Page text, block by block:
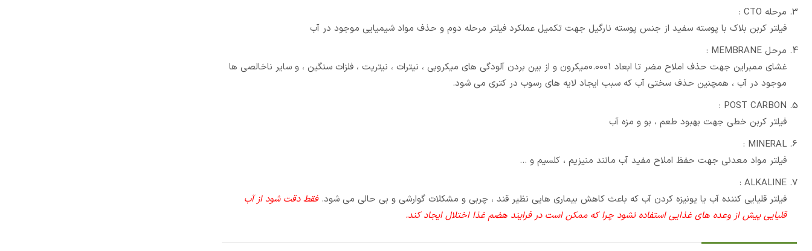
مرحله CTO :
فیلتر کربن بلاک با پوسته سفید از جنس پوسته نارگیل جهت تکمیل عملکرد فیلتر مرحله دوم و حذف مواد شیمیایی موجود در آب
مرحل MEMBRANE :
غشای ممبراین جهت حذف املاح مضر تا ابعاد 0.0001میکرون و از بین بردن آلودگی های میکروبی ، نیترات ، نیتریت ، فلزات سنگین ، و سایر ناخالصی ها
موجود در آب ، همچنین حذف سختی آب که سبب ایجاد لایه های رسوب در کتری می شود.
POST CARBON :
فیلتر کربن خطی جهت بهبود طعم ، بو و مزه آب
MINERAL :
فیلتر مواد معدنی جهت حفظ املاح مفید آب مانند منیزیم ، کلسیم و …
ALKALINE :
فیلتر قلیایی کننده آب یا یونیزه کردن آب که باعث کاهش بیماری هایی نظیر قند ، چربی و مشکلات گوارشی و بی حالی می شود.فقط دقت شود از آب
قلیایی پیش از وعده های غذایی استفاده نشود چرا که ممکن است در فرایند هضم غذا اختلال ایجاد کند.